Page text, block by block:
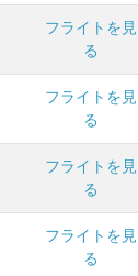
フライトを見
る
フライトを見
る
フライトを見
る
フライトを見
る